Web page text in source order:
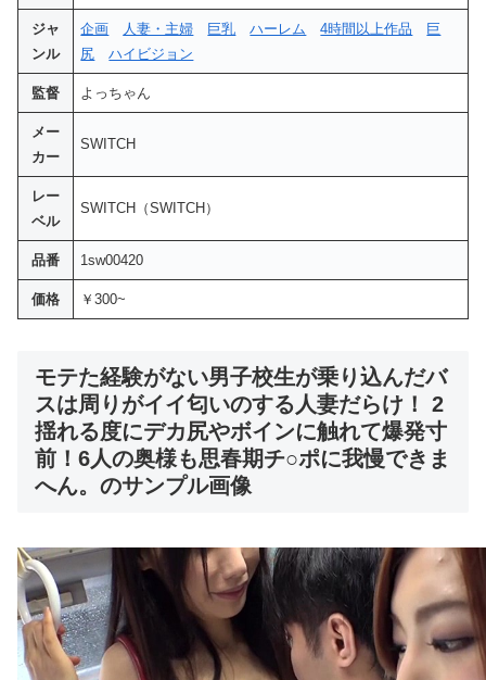
ジャ
ンル
企画 人妻・主婦 巨乳 ハーレム 4時間以上作品
巨
尻
ハイビジョン
監督 よっちゃん
メー
カー
SWITCH
レー
ベル
SWITCH（SWITCH）
品番 1sw00420
価格 ￥300~
モテた経験がない男子校生が乗り込んだバ
スは周りがイイ匂いのする人妻だらけ！ 2
揺れる度にデカ尻やボインに触れて爆発寸
前！6人の奥様も思春期チ○ポに我慢できま
へん。のサンプル画像